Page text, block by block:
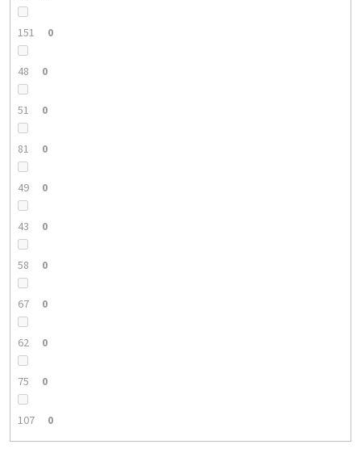
151 0
48 0
51 0
81 0
49 0
43 0
58 0
67 0
62 0
75 0
107 0